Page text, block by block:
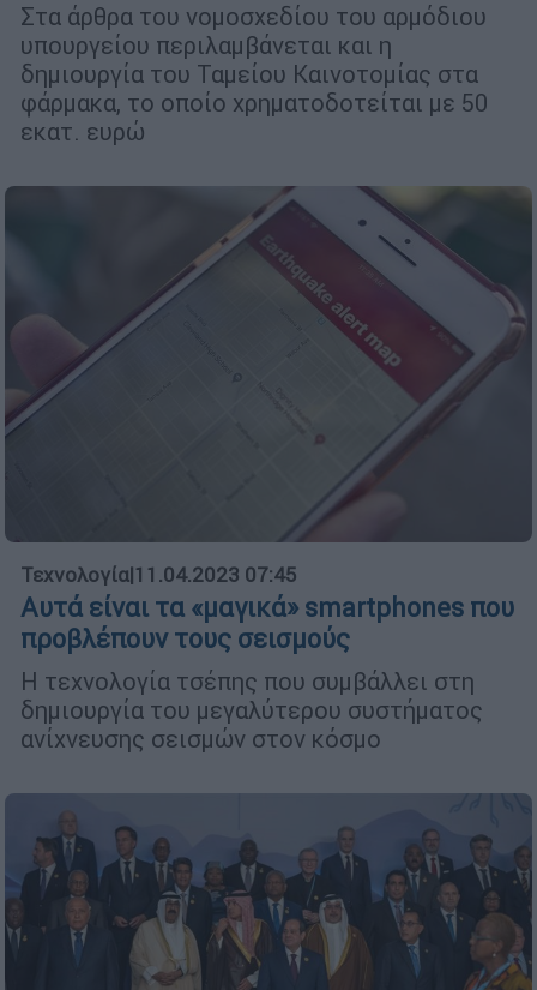
Στα άρθρα του νομοσχεδίου του αρμόδιου
υπουργείου περιλαμβάνεται και η
δημιουργία του Ταμείου Καινοτομίας στα
φάρμακα, το οποίο χρηματοδοτείται με 50
εκατ. ευρώ
Τεχνολογία|11.04.2023 07:45
Αυτά είναι τα «μαγικά» smartphones που
προβλέπουν τους σεισμούς
Η τεχνολογία τσέπης που συμβάλλει στη
δημιουργία του μεγαλύτερου συστήματος
ανίχνευσης σεισμών στον κόσμο